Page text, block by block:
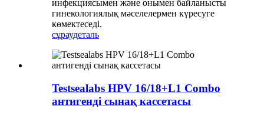
инфекциясымен және онымен байланысты
гинекологиялық мәселелермен күресуге
көмектеседі.
сұраудеталь
Testsealabs HPV 16/18+L1 Combo
антигенді сынақ кассетасы